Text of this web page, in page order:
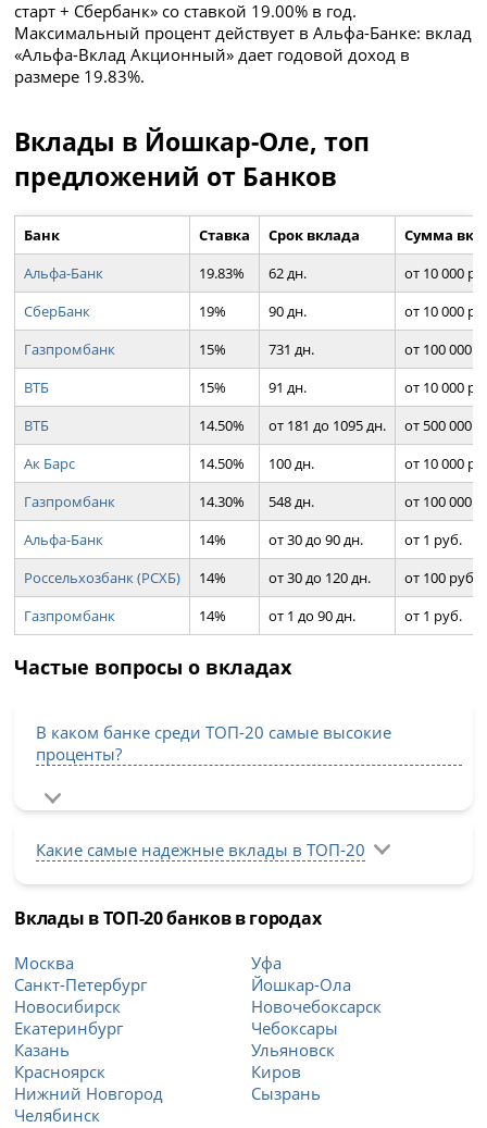
старт + Сбербанк» со ставкой 19.00% в год.
Максимальный процент действует в Альфа-Банке: вклад
«Альфа-Вклад Акционный» дает годовой доход в
размере 19.83%.
Вклады в Йошкар-Оле, топ
предложений от Банков
Банк Ставка Срок вклада
Сумма
Альфа-Банк
19.83% 62 дн.
от 10 000
СберБанк
19% 90 дн.
от 10 000
Газпромбанк
15% 731 дн.
от 100 000
ВТБ
15% 91 дн.
от 10 000
ВТБ
14.50% от 181 до 1095 дн.
от 500 000
Ак Барс
14.50% 100 дн.
от 10 000
Газпромбанк
14.30% 548 дн.
от 100 000
Альфа-Банк
14% от 30 до 90 дн.
от 1 руб.
Россельхозбанк (РСХБ)
14% от 30 до 120 дн.
от 100 руб.
Газпромбанк
14% от 1 до 90 дн. от 1 руб.
Частые вопросы о вкладах
В каком банке среди ТОП-20 самые высокие
проценты?
Какие самые надежные вклады в ТОП-20
Вклады в ТОП-20 банков в городах
Москва
Санкт-Петербург
Новосибирск
Екатеринбург
Казань
Красноярск
Нижний Новгород
Челябинск
Уфа
Йошкар-Ола
Новочебоксарск
Чебоксары
Ульяновск
Киров
Сызрань